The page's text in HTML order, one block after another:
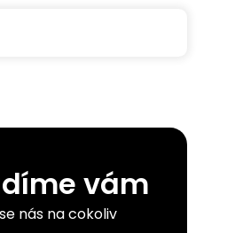
vám
nás na cokoliv